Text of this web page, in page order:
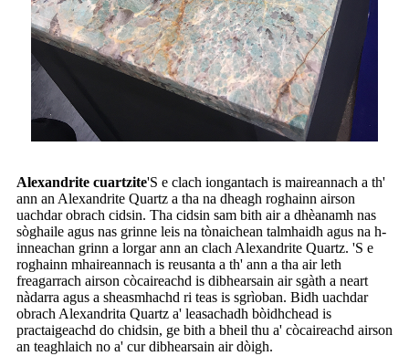
Alexandrite cuartzite'S e clach iongantach is maireannach a th'
ann an Alexandrite Quartz a tha na dheagh roghainn airson
uachdar obrach cidsin. Tha cidsin sam bith air a dhèanamh nas
sòghaile agus nas grinne leis na tònaichean talmhaidh agus na h-
inneachan grinn a lorgar ann an clach Alexandrite Quartz. 'S e
roghainn mhaireannach is reusanta a th' ann a tha air leth
freagarrach airson còcaireachd is dibhearsain air sgàth a neart
nàdarra agus a sheasmhachd ri teas is sgrìoban. Bidh uachdar
obrach Alexandrita Quartz a' leasachadh bòidhchead is
practaigeachd do chidsin, ge bith a bheil thu a' còcaireachd airson
an teaghlaich no a' cur dibhearsain air dòigh.